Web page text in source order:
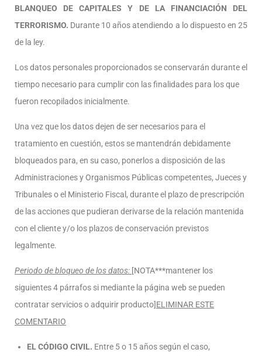
BLANQUEO DE CAPITALES Y DE LA FINANCIACIÓN DEL
TERRORISMO. Durante 10 años atendiendo a lo dispuesto en 25
de la ley.
Los datos personales proporcionados se conservarán durante el
tiempo necesario para cumplir con las finalidades para los que
fueron recopilados inicialmente.
Una vez que los datos dejen de ser necesarios para el
tratamiento en cuestión, estos se mantendrán debidamente
bloqueados para, en su caso, ponerlos a disposición de las
Administraciones y Organismos Públicas competentes, Jueces y
Tribunales o el Ministerio Fiscal, durante el plazo de prescripción
de las acciones que pudieran derivarse de la relación mantenida
con el cliente y/o los plazos de conservación previstos
legalmente.
Periodo de bloqueo de los datos: [NOTA***mantener los
siguientes 4 párrafos si mediante la página web se pueden
contratar servicios o adquirir producto]ELIMINAR ESTE
COMENTARIO
EL CÓDIGO CIVIL. Entre 5 o 15 años según el caso,